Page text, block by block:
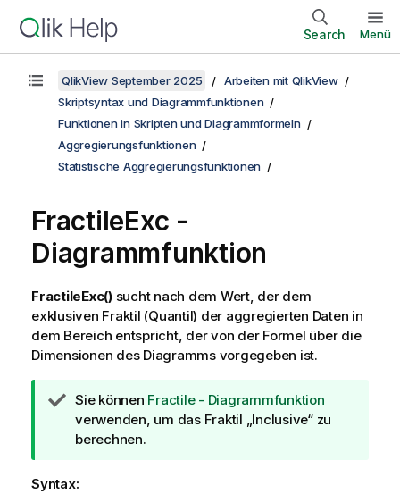
Search Menü
QlikView September 2025
Arbeiten mit QlikView
Skriptsyntax und Diagrammfunktionen
Funktionen in Skripten und Diagrammformeln
Aggregierungsfunktionen
Statistische Aggregierungsfunktionen
FractileExc -
Diagrammfunktion
FractileExc()sucht nach dem Wert, der dem
exklusiven Fraktil (Quantil) der aggregierten Daten in
dem Bereich entspricht, der von der Formel über die
Dimensionen des Diagramms vorgegeben ist.
T
i
p
h
Sie können Fractile - Diagrammfunktion
verwenden, um das Fraktil „Inclusive“ zu
berechnen.
Syntax: